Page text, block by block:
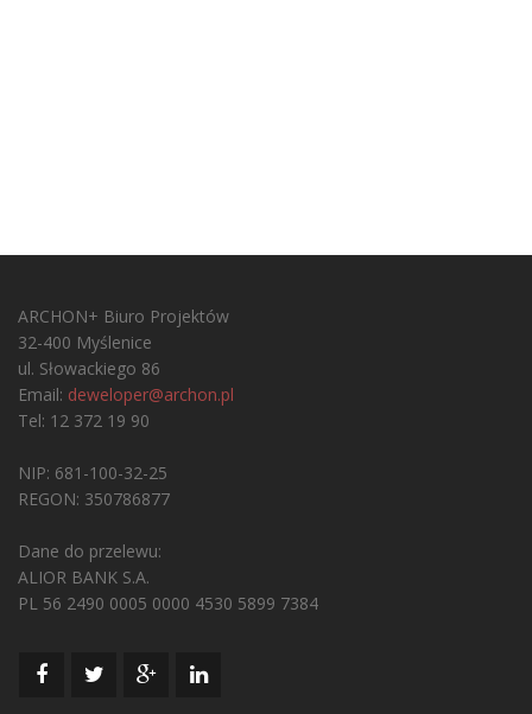
ARCHON+ Biuro Projektów
32-400 Myślenice
ul. Słowackiego 86
Email: deweloper@archon.pl
Tel: 12 372 19 90
NIP: 681-100-32-25
REGON: 350786877
Dane do przelewu:
ALIOR BANK S.A.
PL 56 2490 0005 0000 4530 5899 7384